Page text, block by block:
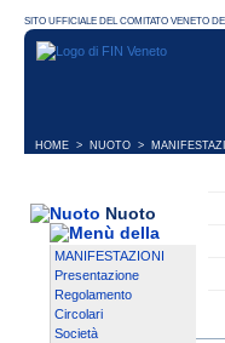
HOME > NUOTO >
Nuoto
MANIFESTAZIONI
Presentazione
Regolamento
Circolari
Società